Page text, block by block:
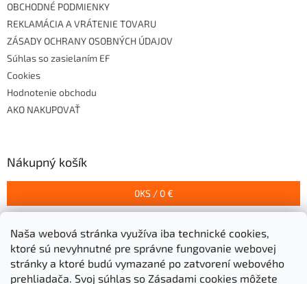
Naša webová stránka využíva iba technické cookies,
ktoré sú nevyhnutné pre správne fungovanie webovej
stránky a ktoré budú vymazané po zatvorení webového
prehliadača. Svoj súhlas so Zásadami cookies môžete
OBCHODNÉ PODMIENKY
REKLAMÁCIA A VRÁTENIE TOVARU
ZÁSADY OCHRANY OSOBNÝCH ÚDAJOV
Súhlas so zasielaním EF
Cookies
Hodnotenie obchodu
AKO NAKUPOVAŤ
Nákupný košík
0KS / 0 €
Prijímame online platby